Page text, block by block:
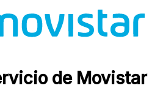
de Movistar